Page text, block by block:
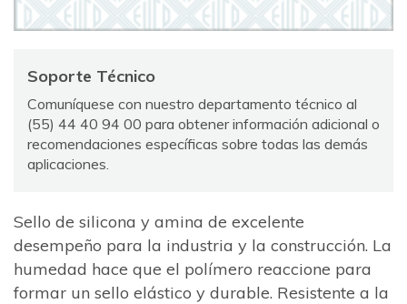
Soporte Técnico
Comuníquese con nuestro departamento técnico al
(55) 44 40 94 00 para obtener información adicional o
recomendaciones específicas sobre todas las demás
aplicaciones.
Sello de silicona y amina de excelente
desempeño para la industria y la construcción. La
humedad hace que el polímero reaccione para
formar un sello elástico y durable. Resistente a la